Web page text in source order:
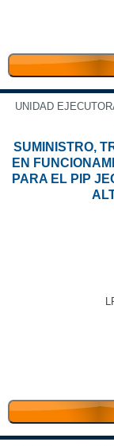
UNIDAD
SUMINISTRO,
EN
PARA EL PIP